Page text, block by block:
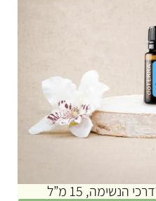
הנשימה, 15 מ”ל